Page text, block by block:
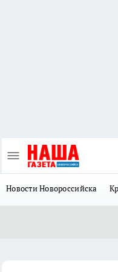
Новости Новороссийска